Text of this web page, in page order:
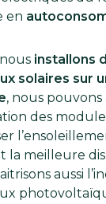
en
installons
solaires sur
, nous pouvons
des
la meilleure
aussi